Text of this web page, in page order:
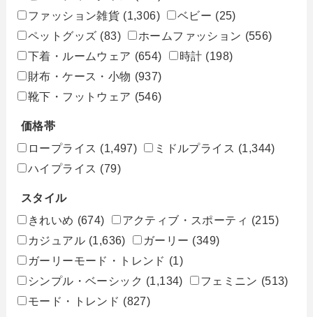
ファッション雑貨 (1,306) ベビー (25)
ペットグッズ (83) ホームファッション (556)
下着・ルームウェア (654) 時計 (198)
財布・ケース・小物 (937)
靴下・フットウェア (546)
価格帯
ロープライス (1,497) ミドルプライス (1,344)
ハイプライス (79)
スタイル
きれいめ (674) アクティブ・スポーティ (215)
カジュアル (1,636) ガーリー (349)
ガーリーモード・トレンド (1)
シンプル・ベーシック (1,134) フェミニン (513)
モード・トレンド (827)